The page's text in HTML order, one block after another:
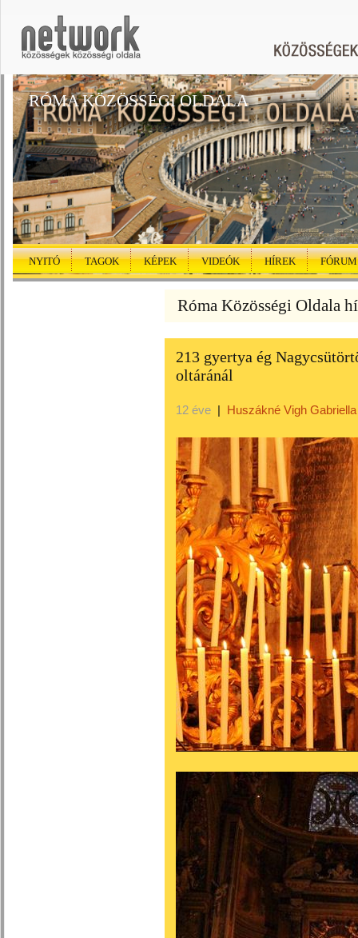
RÓMA KÖZÖSSÉGI OLDALA
NYITÓ TAGOK KÉPEK VIDEÓK HÍREK FÓRUM
Róma Közösségi Oldala
213 gyertya ég
oltáránál
12 éve | Huszákné Vigh Gabriella